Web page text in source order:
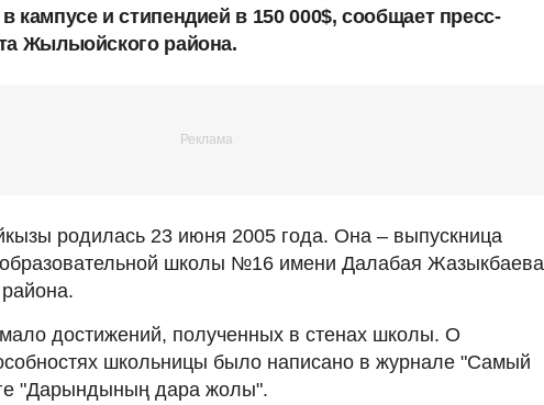
кампусе и стипендией в 150 000$, сообщает пресс-
Жылыойского района.
родилась 23 июня 2005 года. Она – выпускница
школы №16 имени Далабая Жазыкбаева
достижений, полученных в стенах школы. О
школьницы было написано в журнале "Самый
"Дарындының дара жолы".